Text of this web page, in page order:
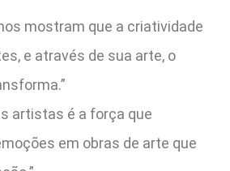
mostram que a criatividade
e através de sua arte, o
artistas é a força que
em obras de arte que